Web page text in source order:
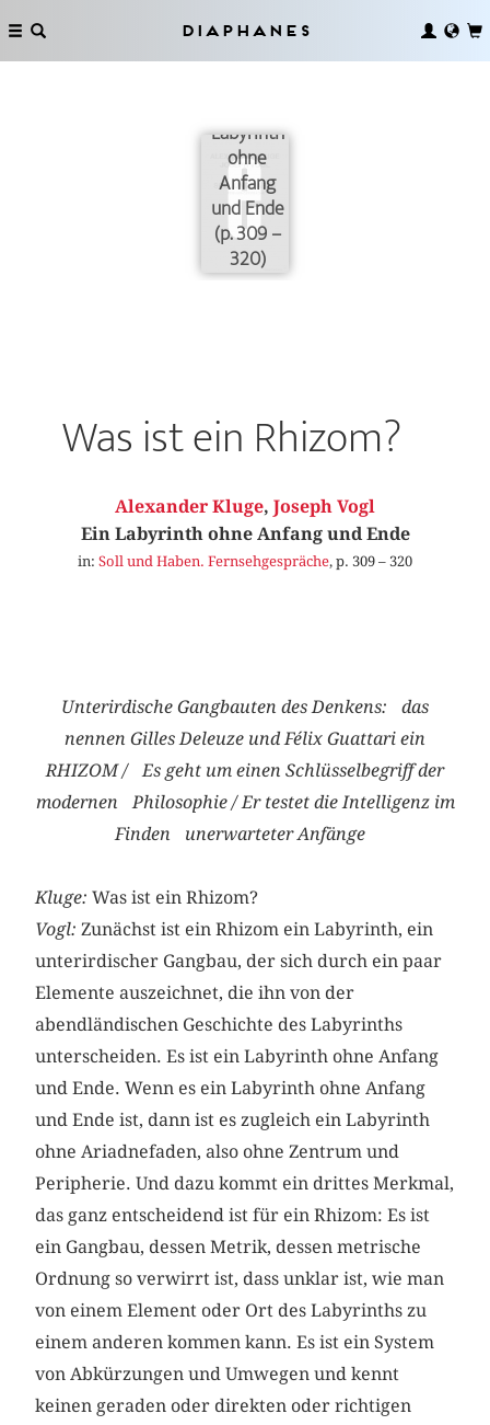
Diaphanes
Labyrinth
ohne
Anfang
und Ende
(p. 309 –
320)
Was ist ein Rhizom?
Alexander Kluge, Joseph Vogl
Ein Labyrinth ohne Anfang und Ende
in: Soll und Haben. Fernsehgespräche, p. 309 – 320
Unterirdische Gangbauten des Denkens: das
nennen Gilles Deleuze und Félix Guattari ein
RHIZOM / Es geht um einen Schlüsselbegriff der
modernen Philosophie / Er testet die Intelligenz im
Finden unerwarteter Anfänge
Kluge: Was ist ein Rhizom?
Vogl: Zunächst ist ein Rhizom ein Labyrinth, ein
unterirdischer Gangbau, der sich durch ein paar
Elemente auszeichnet, die ihn von der
abendländischen Geschichte des Labyrinths
unterscheiden. Es ist ein Labyrinth ohne Anfang
und Ende. Wenn es ein Labyrinth ohne Anfang
und Ende ist, dann ist es zugleich ein Labyrinth
ohne Ariadnefaden, also ohne Zentrum und
Peripherie. Und dazu kommt ein drittes Merkmal,
das ganz entscheidend ist für ein Rhizom: Es ist
ein Gangbau, dessen Metrik, dessen metrische
Ordnung so verwirrt ist, dass unklar ist, wie man
von einem Element oder Ort des Labyrinths zu
einem anderen kommen kann. Es ist ein System
von Abkürzungen und Umwegen und kennt
keinen geraden oder direkten oder richtigen